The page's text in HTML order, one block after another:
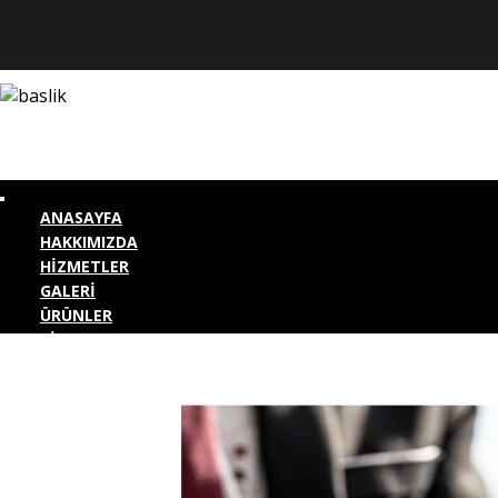
ANASAYFA
HAKKIMIZDA
HİZMETLER
GALERİ
ÜRÜNLER
BİZE ULAŞIN